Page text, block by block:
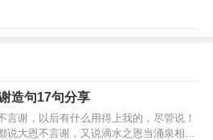
造句17句分享
言谢，以后有什么用得上我的，尽管说！
说大恩不言谢，又说滴水之恩当涌泉相